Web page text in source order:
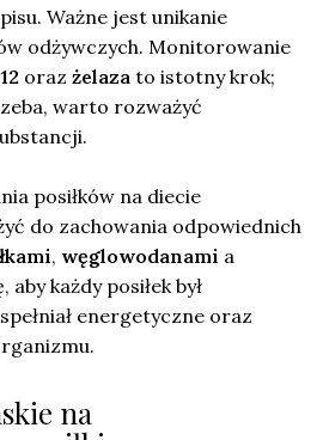
Ważne jest unikanie
odżywczych. Monitorowanie
oraz żelaza to istotny krok;
warto rozważyć
posiłków na diecie
do zachowania odpowiednich
, węglowodanami a
aby każdy posiłek był
energetyczne oraz
na